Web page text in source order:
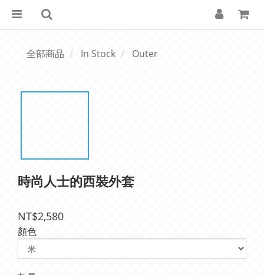
全部商品 In Stock Outer
時尚人士的西裝外套
NT$2,580
顏色